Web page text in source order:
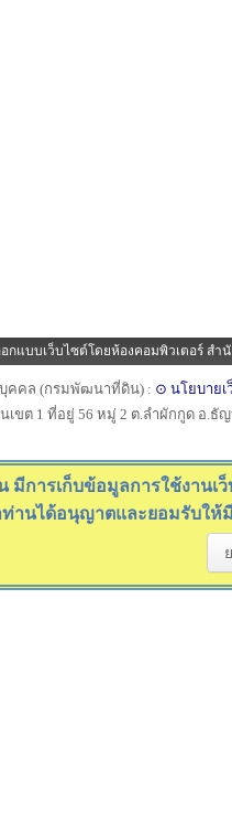
อกแบบเว็บไซต์โดยห้องคอมพิวเตอร์ ส
คคล (กรมพัฒนาที่ดิน) : ⊙ นโยบายเ
ขต 1 ที่อยู่ 56 หมู่ 2 ต.ลำผักกูด อ.ธั
ารเก็บข้อมูลการใช้งานเ
ท่านได้อนุญาตและยอมรับ